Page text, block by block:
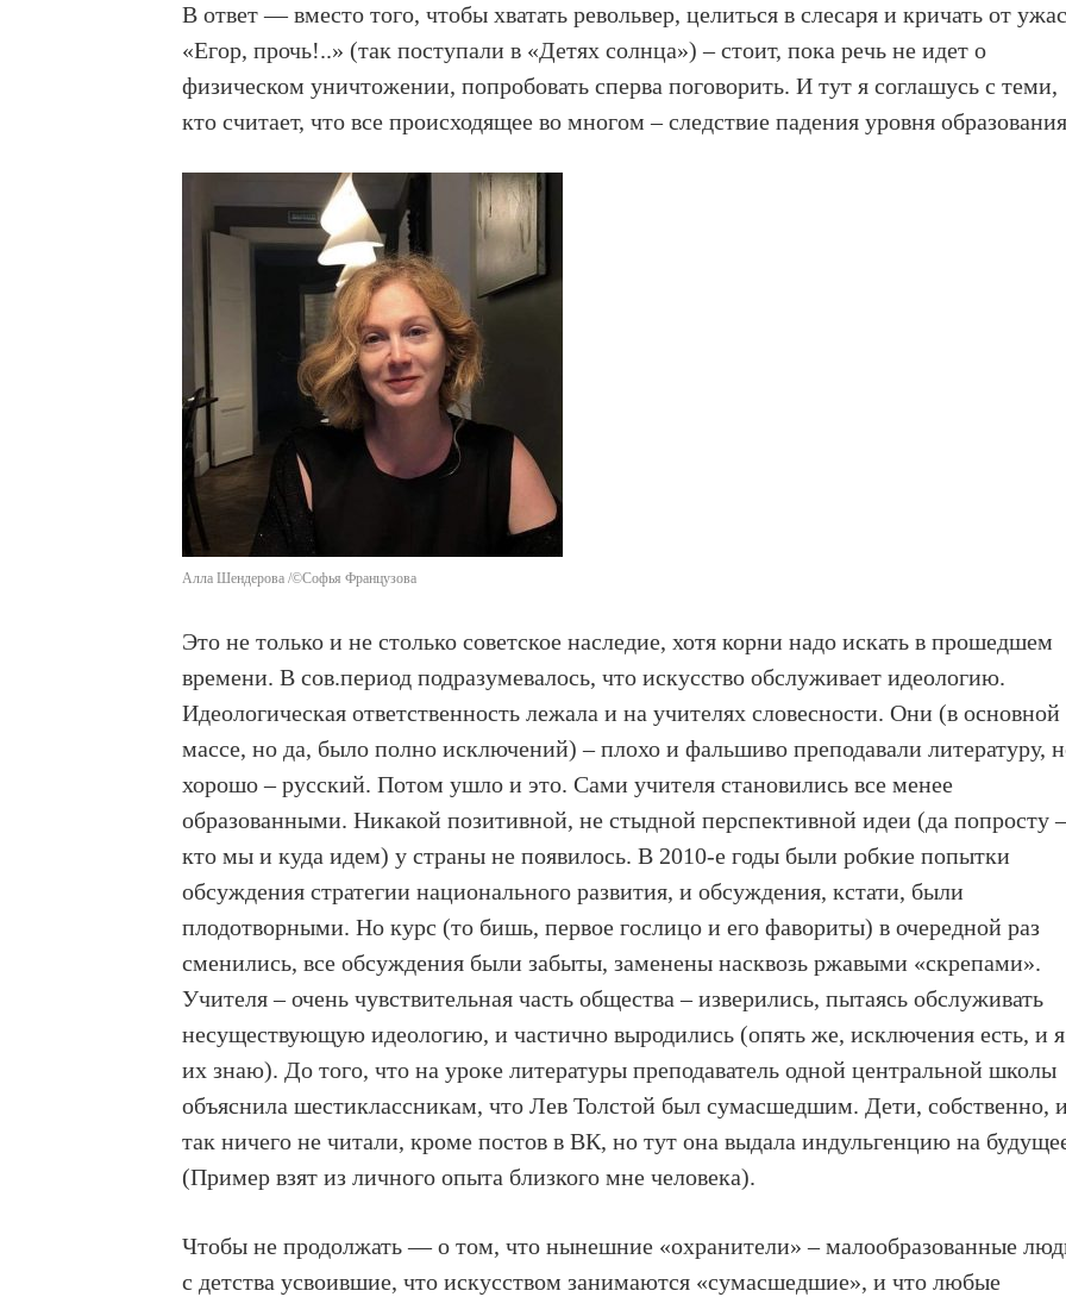
В ответ — вместо того, чтобы хватать револьвер, целиться в слесаря и кричать от
«Егор, прочь!..» (так поступали в «Детях солнца») – стоит, пока речь не идет о
физическом уничтожении, попробовать сперва поговорить. И тут я соглашусь c теми,
кто считает, что все происходящее во многом – следствие падения уровня
Алла Шендерова /©Софья Французова
Это не только и не столько советское наследие, хотя корни надо искать в прошедшем
времени. В сов.период подразумевалось, что искусство обслуживает идеологию.
Идеологическая ответственность лежала и на учителях словесности. Они (в основной
массе, но да, было полно исключений) – плохо и фальшиво преподавали литературу,
хорошо – русский. Потом ушло и это. Сами учителя становились все менее
образованными. Никакой позитивной, не стыдной перспективной идеи (да попросту
кто мы и куда идем) у страны не появилось. В 2010-е годы были робкие попытки
обсуждения стратегии национального развития, и обсуждения, кстати, были
плодотворными. Но курс (то бишь, первое гослицо и его фавориты) в очередной раз
сменились, все обсуждения были забыты, заменены насквозь ржавыми «скрепами».
Учителя – очень чувствительная часть общества – изверились, пытаясь обслуживать
несуществующую идеологию, и частично выродились (опять же, исключения есть, и я
их знаю). До того, что на уроке литературы преподаватель одной центральной школы
объяснила шестиклассникам, что Лев Толстой был сумасшедшим. Дети, собственно,
так ничего не читали, кроме постов в ВК, но тут она выдала индульгенцию на
(Пример взят из личного опыта близкого мне человека).
Чтобы не продолжать — о том, что нынешние «охранители» – малообразованные
с детства усвоившие, что искусством занимаются «сумасшедшие», и что любые